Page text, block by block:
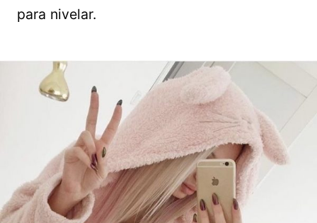
para nivelar.